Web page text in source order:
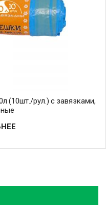
(10шт./рул.) с завязками,